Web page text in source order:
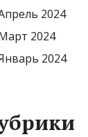
2024
2024
2024